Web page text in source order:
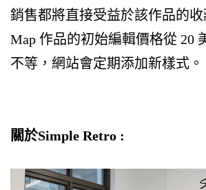
銷售都將直接受益於該作品的收
Map 作品的初始編輯價格從 20
不等，網站會定期添加新樣式。
關於Simple Retro :